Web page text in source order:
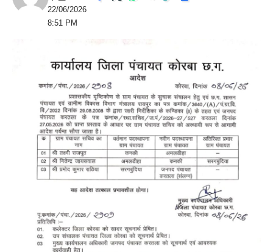
22/06/2026
8:51 PM